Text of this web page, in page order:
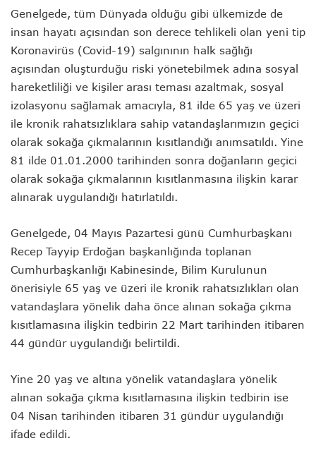
Genelgede, tüm Dünyada olduğu gibi ülkemizde de
insan hayatı açısından son derece tehlikeli olan yeni tip
Koronavirüs (Covid-19) salgınının halk sağlığı
açısından oluşturduğu riski yönetebilmek adına sosyal
hareketliliği ve kişiler arası teması azaltmak, sosyal
izolasyonu sağlamak amacıyla, 81 ilde 65 yaş ve üzeri
ile kronik rahatsızlıklara sahip vatandaşlarımızın geçici
olarak sokağa çıkmalarının kısıtlandığı anımsatıldı. Yine
81 ilde 01.01.2000 tarihinden sonra doğanların geçici
olarak sokağa çıkmalarının kısıtlanmasına ilişkin karar
alınarak uygulandığı hatırlatıldı.
Genelgede, 04 Mayıs Pazartesi günü Cumhurbaşkanı
Recep Tayyip Erdoğan başkanlığında toplanan
Cumhurbaşkanlığı Kabinesinde, Bilim Kurulunun
önerisiyle 65 yaş ve üzeri ile kronik rahatsızlıkları olan
vatandaşlara yönelik daha önce alınan sokağa çıkma
kısıtlamasına ilişkin tedbirin 22 Mart tarihinden itibaren
44 gündür uygulandığı belirtildi.
Yine 20 yaş ve altına yönelik vatandaşlara yönelik
alınan sokağa çıkma kısıtlamasına ilişkin tedbirin ise
04 Nisan tarihinden itibaren 31 gündür uygulandığı
ifade edildi.